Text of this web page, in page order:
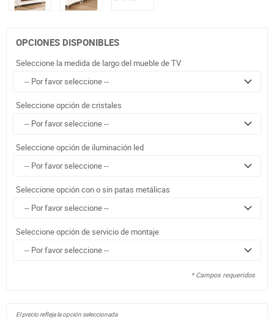
OPCIONES DISPONIBLES
Seleccione la medida de largo del mueble de TV
Seleccione opción de cristales
Seleccione opción de iluminación led
Seleccione opción con o sin patas metálicas
Seleccione opción de servicio de montaje
* Campos requeridos
El precio refleja la opción seleccionada